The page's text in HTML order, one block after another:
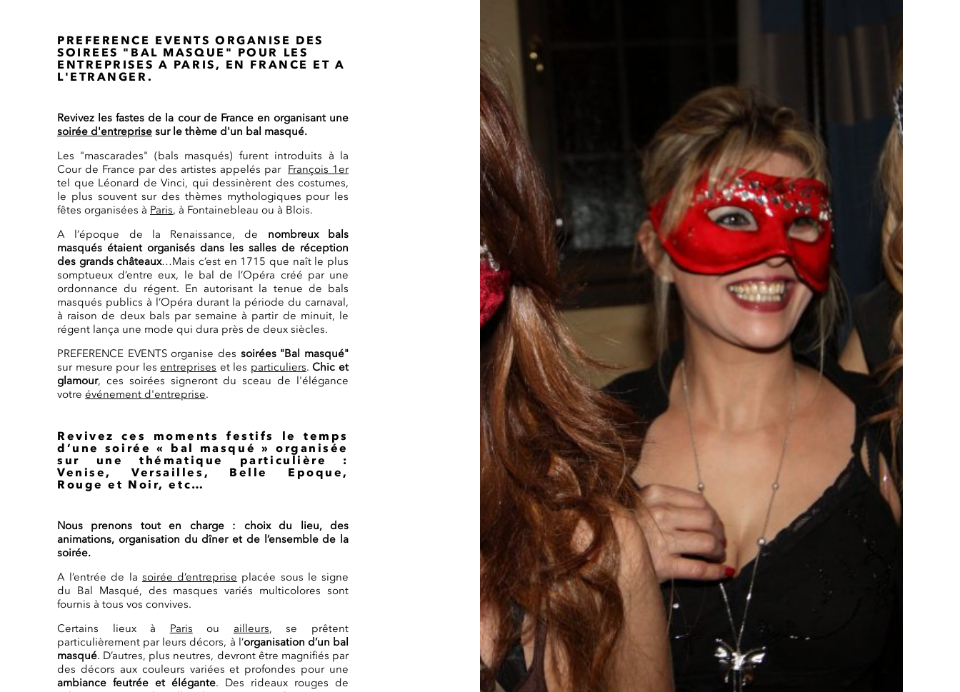
PREFERENCE EVENTS ORGANISE DES
SOIREES "BAL MASQUE" POUR LES
ENTREPRISES A PARIS, EN FRANCE ET A
L'ETRANGER.
Revivez les fastes de la cour de France en organisant une
soirée d'entreprise sur le thème d'un bal masqué.
Les "mascarades" (bals masqués) furent introduits à la
Cour de France par des artistes appelés par François 1er
tel que Léonard de Vinci, qui dessinèrent des costumes,
le plus souvent sur des thèmes mythologiques pour les
fêtes organisées à Paris, à Fontainebleau ou à Blois.
A l’époque de la Renaissance, de nombreux bals
masqués étaient organisés dans les salles de réception
des grands châteaux…Mais c’est en 1715 que naît le plus
somptueux d’entre eux, le bal de l’Opéra créé par une
ordonnance du régent. En autorisant la tenue de bals
masqués publics à l’Opéra durant la période du carnaval,
à raison de deux bals par semaine à partir de minuit, le
régent lança une mode qui dura près de deux siècles.
PREFERENCE EVENTS organise des soirées "Bal masqué"
sur mesure pour lesentreprises et les particuliers.Chic et
glamour, ces soirées signeront du sceau de l'élégance
votre événement d'entreprise.
Revivez ces moments festifs le temps
d’une soirée « bal masqué » organisée
sur une thématique particulière :
Venise, Versailles, Belle Epoque,
Rouge et Noir, etc…
Nous prenons tout en charge : choix du lieu, des
animations, organisation du dîner et de l’ensemble de la
soirée.
A l’entrée de la soirée d’entreprise placée sous le signe
du Bal Masqué, des masques variés multicolores sont
fournis à tous vos convives.
Certains lieux à Paris ou ailleurs, se prêtent
particulièrement par leurs décors, à l’organisation d’un bal
masqué. D’autres, plus neutres, devront être magnifiés par
des décors aux couleurs variées et profondes pour une
ambiance feutrée et élégante. Des rideaux rouges de